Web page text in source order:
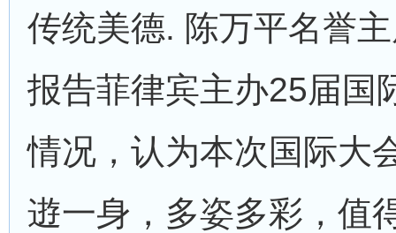
传统美德. 陈万平名誉
报告菲律宾主办25届国
情况，认为本次国际大
逰一身，多姿多彩，值